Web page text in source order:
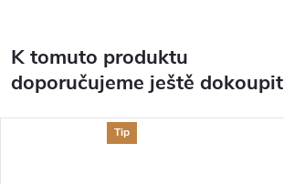
K tomuto produktu
doporučujeme ještě dokoupit
Tip